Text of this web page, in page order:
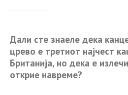
Дали сте знаеле дека
црево е третиот најчест
Британија, но дека е
открие навреме?